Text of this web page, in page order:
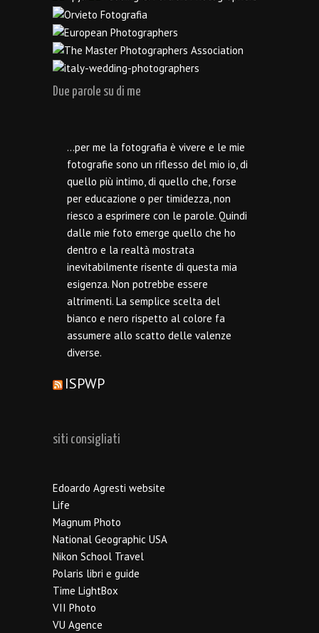
Due parole su di me
…per me la fotografia è vivere e le mie
fotografie sono un riflesso del mio io, di
quello più intimo, di quello che, forse
per educazione o per timidezza, non
riesco a esprimere con le parole. Quindi
dalle mie foto emerge quello che ho
dentro e la realtà mostrata
inevitabilmente risente di questa mia
esigenza. Non potrebbe essere
altrimenti. La semplice scelta del
bianco e nero rispetto al colore fa
assumere allo scatto delle valenze
diverse.
ISPWP
siti consigliati
Edoardo Agresti website
Life
Magnum Photo
National Geographic USA
Nikon School Travel
Polaris libri e guide
Time LightBox
VII Photo
VU Agence